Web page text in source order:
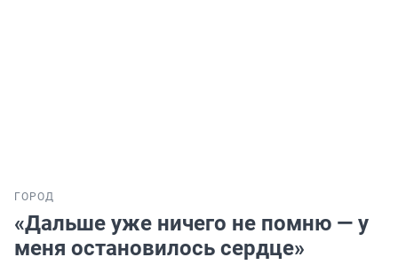
ГОРОД
«Дальше уже ничего не помню — у
меня остановилось сердце»